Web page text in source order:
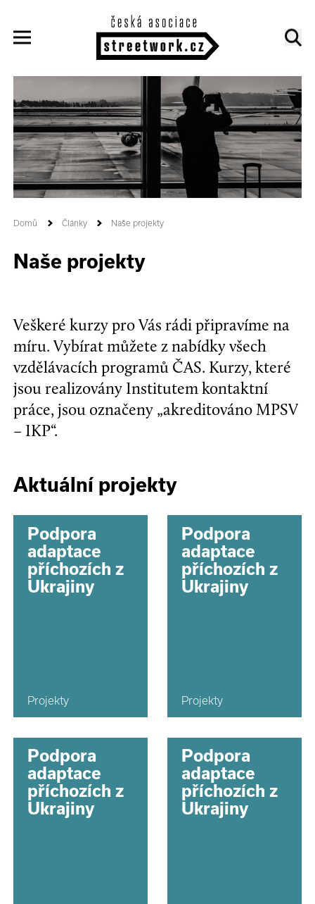
Domů Články Naše projekty
Naše projekty
Veškeré kurzy pro Vás rádi připravíme na
míru. Vybírat můžete z nabídky všech
vzdělávacích programů ČAS. Kurzy, které
jsou realizovány Institutem kontaktní
práce, jsou označeny „akreditováno MPSV
– IKP“.
Aktuální projekty
Podpora
adaptace
příchozích z
Ukrajiny
Projekty
Podpora
adaptace
příchozích z
Ukrajiny
Projekty
Podpora
adaptace
příchozích z
Ukrajiny
Podpora
adaptace
příchozích z
Ukrajiny